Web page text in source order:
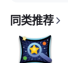
同类推荐